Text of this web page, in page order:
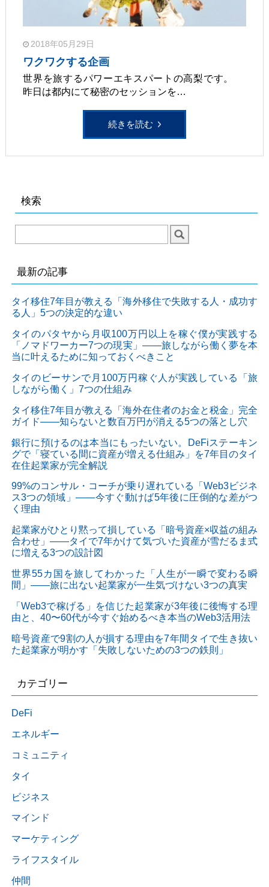
2018年05月29日
ワクワクする企画
世界を旅するパワーエキスパートの高梨です。
昨日は都内にて秘密のセッションを…
続きを読む
検索
最新の記事
タイ移住7年目が教える「海外移住で失敗する人・成功す
る人」5つの決定的な違い
タイのパタヤから月収100万円以上を稼ぐ僕が実践する
「ノマドワーカー7つの現実」——旅しながら働く夢を本
当に叶えるために知っておくべきこと
タイのビーサンで月100万円稼ぐ人が実践している「旅
しながら働く」7つの仕組み
タイ移住7年目が教える「海外在住者のお金と税金」完全
ガイド——知らないと数百万円が消える5つの落とし穴
銀行に預けるのは本当にもったいない。DeFiステーキン
グで「寝ている間に資産が増える仕組み」を7年目のタイ
在住起業家が完全解説
99%のコンサル・コーチが乗り遅れている「Web3ビジネ
ス3つの領域」——今すぐ動けば5年後に圧倒的な差がつ
く理由
起業家がひとり黙って損している「暗号資産×収益の組み
合わせ」——タイで7年かけて気づいた資産が雪だるま式
に増える3つの設計図
世界55カ国を旅してわかった「人生が一瞬で変わる瞬
間」——旅に出ない起業家が一生気づけない3つの真実
「Web3で稼げる」を信じた起業家が3年後に後悔する理
由と、40〜60代が今すぐ始めるべき本当のWeb3活用法
暗号資産で9割の人が損する理由を7年間タイで生き抜い
た起業家が明かす「失敗しないための3つの鉄則」
カテゴリー
DeFi
エネルギー
コミュニティ
タイ
ビジネス
マインド
マーケティング
ライフスタイル
仲間